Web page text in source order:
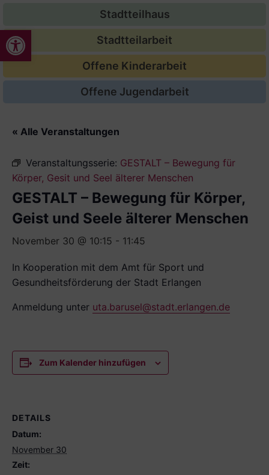
Werkzeugleiste öffnen
Stadtteilhaus
Stadtteilarbeit
Offene Kinderarbeit
Offene Jugendarbeit
« Alle Veranstaltungen
Veranstaltungsserie: GESTALT – Bewegung für
Körper, Gesit und Seel älterer Menschen
GESTALT – Bewegung für Körper,
Geist und Seele älterer Menschen
November 30 @ 10:15 - 11:45
In Kooperation mit dem Amt für Sport und
Gesundheitsförderung der Stadt Erlangen
Anmeldung unter uta.barusel@stadt.erlangen.de
Zum Kalender hinzufügen
DETAILS
Datum:
November 30
Zeit: